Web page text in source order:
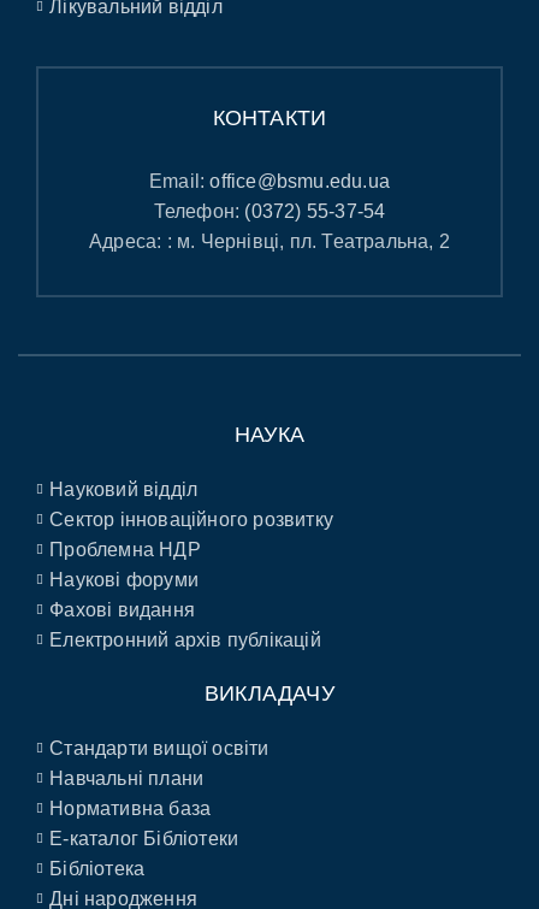
Лікувальний відділ
КОНТАКТИ
Email:office@bsmu.edu.ua
Телефон: (0372) 55-37-54
Адреса: : м. Чернівці, пл. Театральна, 2
НАУКА
Науковий відділ
Сектор інноваційного розвитку
Проблемна НДР
Наукові форуми
Фахові видання
Електронний архів публікацій
ВИКЛАДАЧУ
Стандарти вищої освіти
Навчальні плани
Нормативна база
E-каталог Бібліотеки
Бібліотека
Дні народження